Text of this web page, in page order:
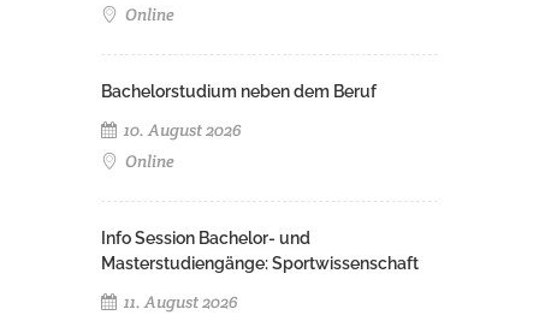
Online
Bachelorstudium neben dem Beruf
10. August 2026
Online
Info Session Bachelor- und
Masterstudiengänge: Sportwissenschaft
11. August 2026